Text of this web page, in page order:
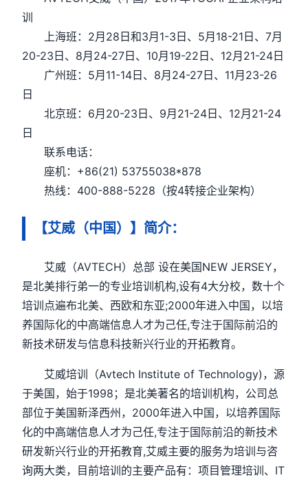
训
上海班：2月28日和3月1-3日、5月18-21日、7月
20-23日、8月24-27日、10月19-22日、12月21-24日
广州班：5月11-14日、8月24-27日、11月23-26
日
北京班：6月20-23日、9月21-24日、12月21-24
日
联系电话：
座机：+86(21) 53755038*878
热线：400-888-5228（按4转接企业架构）
【艾威（中国）】简介：
艾威（AVTECH）总部 设在美国NEW JERSEY，
是北美排行弟一的专业培训机构,设有4大分校，数十个
培训点遍布北美、西欧和东亚;2000年进入中国，以培
养国际化的中高端信息人才为己任,专注于国际前沿的
新技术研发与信息科技新兴行业的开拓教育。
艾威培训（Avtech Institute of Technology)，源
于美国，始于1998；是北美著名的培训机构，公司总
部位于美国新泽西州，2000年进入中国，以培养国际
化的中高端信息人才为己任,专注于国际前沿的新技术
研发新兴行业的开拓教育,艾威主要的服务为培训与咨
询两大类，目前培训的主要产品有：项目管理培训、IT